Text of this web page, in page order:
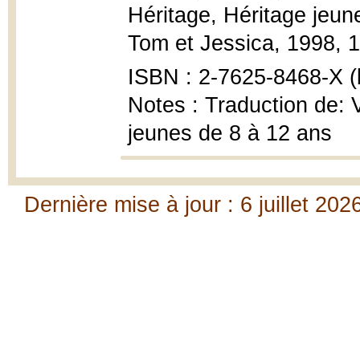
Héritage, Héritage
Tom et Jessica, 1998,
ISBN : 2-7625-8468-X
Notes : Traduction de:
jeunes de 8 à 12 ans
Dernière mise à jour : 6 juillet